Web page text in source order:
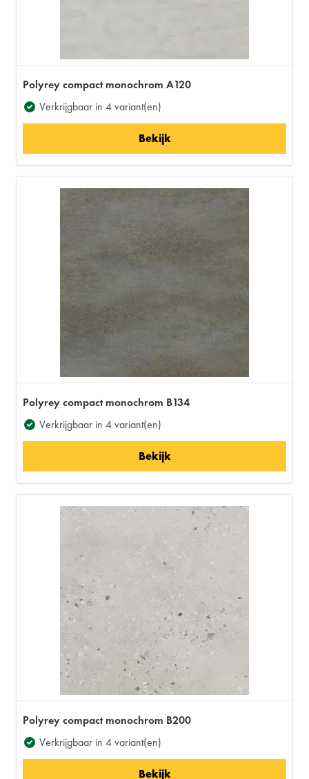
Polyrey compact monochrom A120
Verkrijgbaar in 4 variant(en)
Bekijk
Polyrey compact monochrom B134
Verkrijgbaar in 4 variant(en)
Bekijk
Polyrey compact monochrom B200
Verkrijgbaar in 4 variant(en)
Bekijk